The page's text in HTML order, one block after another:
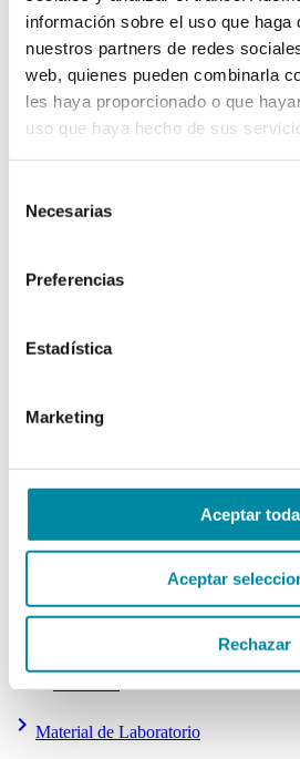
información sobre el uso que haga
nuestros partners de redes
web, quienes pueden combinarla
les haya proporcionado o que
uso que haya hecho de sus
Necesarias
Preferencias
Estadística
Marketing
Aceptar
Aceptar
Rechazar
Tamaño 000
Tamaño 00
Tamaño 0
Tamaño 1
Tamaño 2
Tamaño 3
Esencias Naturales
Extractos Glicólicos
Extractos Oleosos
Plantas y Tinturas
keyboard_arrow_rightEnvases
Frascos y Tapas Cosmética
Tarros Cosmética
Tarros Farmacia
keyboard_arrow_right Material de Laboratorio